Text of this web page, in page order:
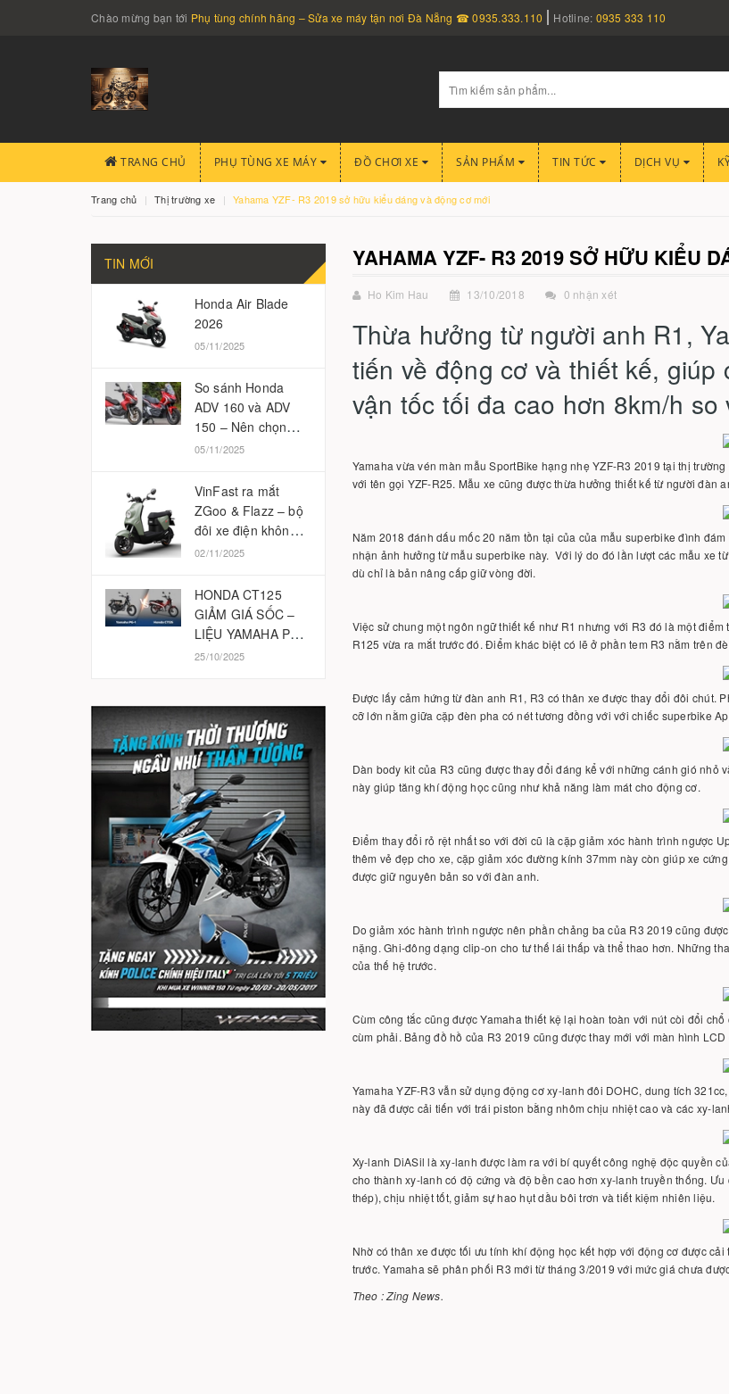
Chào mừng bạn tới Phụ tùng chính hãng – Sửa xe máy tận nơi Đà Nẵng ☎ 0935.333.110 Hotline: 0935 333 110
TRANG CHỦ PHỤ TÙNG XE MÁY ĐỒ CHƠI XE SẢN PHẨM TIN TỨC DỊCH VỤ
Trang chủ Thị trường xe Yahama YZF- R3 2019 sở hữu kiểu dáng và động cơ mới
YAHAMA YZF- R3 2019 SỞ HỮU KIỂU
Ho Kim Hau 13/10/2018 0 nhận xét
Thừa hưởng từ người anh R1,
tiến về động cơ và thiết kế,
vận tốc tối đa cao hơn 8km/h
Yamaha vừa vén màn mẫu SportBike hạng nhẹ YZF-R3 2019 tại thị
với tên gọi YZF-R25. Mẫu xe cũng được thừa hưởng thiết kế từ người đàn
Năm 2018 đánh dấu mốc 20 năm tồn tại của của mẫu superbike đình
nhận ảnh hưởng từ mẫu superbike này. Với lý do đó lần lượt các mẫu xe
dù chỉ là bản nâng cấp giữ vòng đời.
Việc sử chung một ngôn ngữ thiết kế như R1 nhưng với R3 đó là một
R125 vừa ra mắt trước đó. Điểm khác biệt có lẽ ở phần tem R3 nằm trên
Được lấy cảm hứng từ đàn anh R1, R3 có thân xe được thay đổi đôi chút.
cỡ lớn nằm giữa cặp đèn pha có nét tương đồng với với chiếc superbike
Dàn body kit của R3 cũng được thay đổi đáng kể với những cánh gió nhỏ
này giúp tăng khí động học cũng như khả năng làm mát cho động cơ.
Điểm thay đổi rỏ rệt nhất so với đời cũ là cặp giảm xóc hành trình ngược
thêm vẻ đẹp cho xe, cặp giảm xóc đường kính 37mm này còn giúp xe
được giữ nguyên bản so với đàn anh.
Do giảm xóc hành trình ngược nên phần chảng ba của R3 2019 cũng
nặng. Ghi-đông dạng clip-on cho tư thế lái thấp và thể thao hơn. Những
của thế hệ trước.
Cùm công tắc cũng được Yamaha thiết kệ lại hoàn toàn với nút còi đổi
cùm phải. Bảng đồ hồ của R3 2019 cũng được thay mới với màn hình
Yamaha YZF-R3 vẫn sử dụng động cơ xy-lanh đôi DOHC, dung tích
này đã được cải tiến với trái piston bằng nhôm chịu nhiệt cao và các xy-
Xy-lanh DiASil là xy-lanh được làm ra với bí quyết công nghệ độc quyền
cho thành xy-lanh có độ cứng và độ bền cao hơn xy-lanh truyền thống.
thép), chịu nhiệt tốt, giảm sự hao hụt dầu bôi trơn và tiết kiệm nhiên liệu.
Nhờ có thân xe được tối ưu tính khí động học kết hợp với động cơ được
trước. Yamaha sẽ phân phối R3 mới từ tháng 3/2019 với mức giá chưa
Theo : Zing News.
TIN MỚI
Honda Air Blade
2026
05/11/2025
So sánh Honda
ADV 160 và ADV
150 – Nên chọn
phiên bản nào
05/11/2025
VinFast ra mắt
ZGoo & Flazz – bộ
đôi xe điện không
cần bằng lái
02/11/2025
HONDA CT125
GIẢM GIÁ SỐC –
LIỆU YAMAHA PG-
1 CÓ BỊ ẢNH
25/10/2025